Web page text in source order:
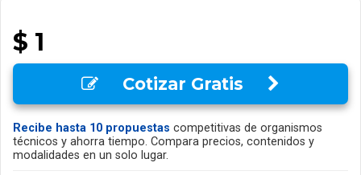
$ 1
Cotizar Gratis
Recibe hasta 10 propuestas competitivas de organismos
técnicos y ahorra tiempo. Compara precios, contenidos y
modalidades en un solo lugar.